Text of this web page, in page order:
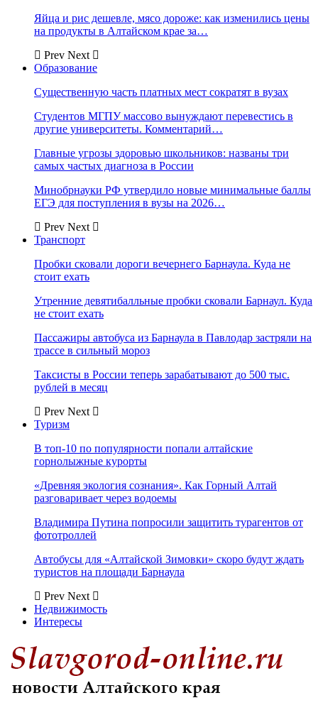
Яйца и рис дешевле, мясо дороже: как изменились цены
на продукты в Алтайском крае за…
Prev Next
Образование
Существенную часть платных мест сократят в вузах
Студентов МГПУ массово вынуждают перевестись в
другие университеты. Комментарий…
Главные угрозы здоровью школьников: названы три
самых частых диагноза в России
Минобрнауки РФ утвердило новые минимальные баллы
ЕГЭ для поступления в вузы на 2026…
Prev Next
Транспорт
Пробки сковали дороги вечернего Барнаула. Куда не
стоит ехать
Утренние девятибалльные пробки сковали Барнаул. Куда
не стоит ехать
Пассажиры автобуса из Барнаула в Павлодар застряли на
трассе в сильный мороз
Таксисты в России теперь зарабатывают до 500 тыс.
рублей в месяц
Prev Next
Туризм
В топ-10 по популярности попали алтайские
горнолыжные курорты
«Древняя экология сознания». Как Горный Алтай
разговаривает через водоемы
Владимира Путина попросили защитить турагентов от
фототроллей
Автобусы для «Алтайской Зимовки» скоро будут ждать
туристов на площади Барнаула
Prev Next
Недвижимость
Интересы